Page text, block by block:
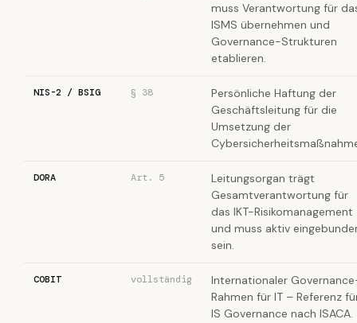
muss Verantwortung für
ISMS übernehmen und
Governance-Strukturen
etablieren.
NIS-2 / BSIG § 38
Persönliche Haftung der
Geschäftsleitung für die
Umsetzung der
DORA Art. 5
Leitungsorgan trägt
Gesamtverantwortung für
das IKT-Risikomanagement
und muss aktiv
sein.
COBIT vollständig
Internationaler
Rahmen für IT – Referenz
IS Governance nach ISACA.